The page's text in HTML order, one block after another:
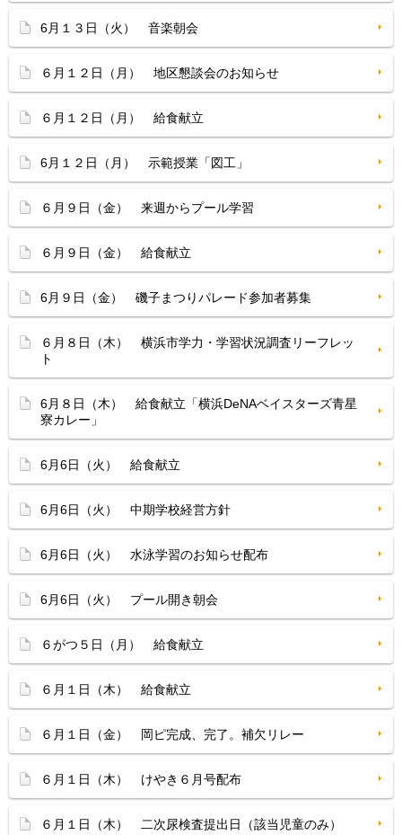
6月１３日（火） 音楽朝会
６月１２日（月） 地区懇談会のお知らせ
６月１２日（月） 給食献立
6月１２日（月） 示範授業「図工」
６月９日（金） 来週からプール学習
６月９日（金） 給食献立
6月９日（金） 磯子まつりパレード参加者募集
６月８日（木） 横浜市学力・学習状況調査リーフレッ
ト
6月８日（木） 給食献立「横浜DeNAベイスターズ青星
寮カレー」
6月6日（火） 給食献立
6月6日（火） 中期学校経営方針
6月6日（火） 水泳学習のお知らせ配布
6月6日（火） プール開き朝会
６がつ５日（月） 給食献立
６月１日（木） 給食献立
６月１日（金） 岡ピ完成、完了。補欠リレー
６月１日（木） けやき６月号配布
６月１日（木） 二次尿検査提出日（該当児童のみ）